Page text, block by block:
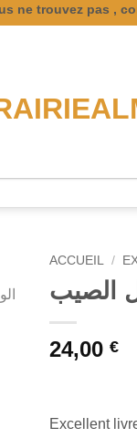
ne trouvez pas ,
ACCUEIL /
الصيب
24,00 €
Excellent